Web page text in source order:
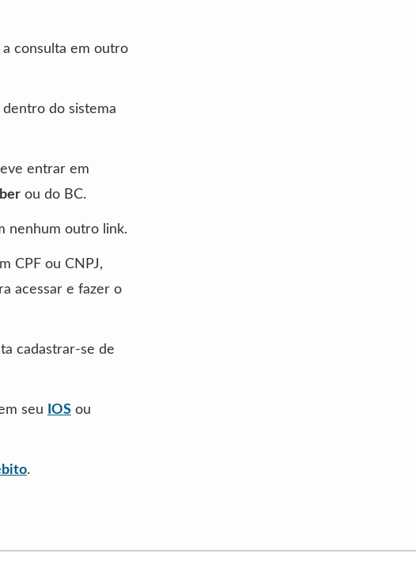
consulta em outro
do sistema
entrar em
ou do BC.
nenhum outro link.
CPF ou CNPJ,
acessar e fazer o
cadastrar-se de
seu IOS ou
.